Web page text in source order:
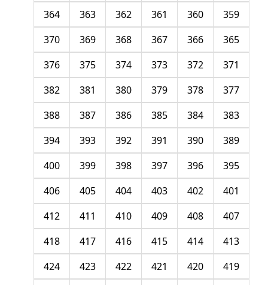
359
360
361
362
363
364
365
366
367
368
369
370
371
372
373
374
375
376
377
378
379
380
381
382
383
384
385
386
387
388
389
390
391
392
393
394
395
396
397
398
399
400
401
402
403
404
405
406
407
408
409
410
411
412
413
414
415
416
417
418
419
420
421
422
423
424